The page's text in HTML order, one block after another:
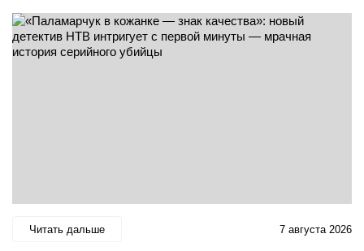
Читать дальше 7 августа 2026